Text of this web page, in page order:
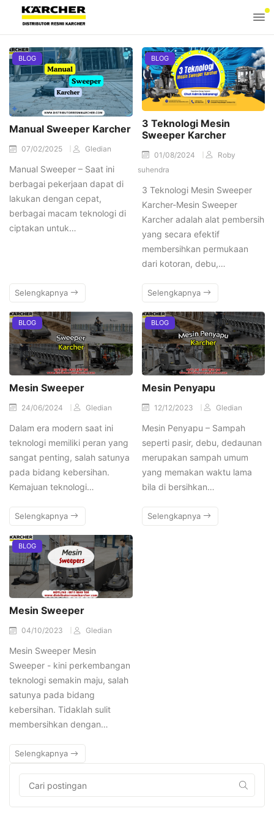
BLOG
Manual Sweeper Karcher
07/02/2025 Gledian
Manual Sweeper – Saat ini
berbagai pekerjaan dapat di
lakukan dengan cepat,
berbagai macam teknologi di
ciptakan untuk…
Selengkapnya
BLOG
3 Teknologi Mesin
Sweeper Karcher
01/08/2024
Roby
suhendra
3 Teknologi Mesin Sweeper
Karcher-Mesin Sweeper
Karcher adalah alat pembersih
yang secara efektif
membersihkan permukaan
dari kotoran, debu,…
Selengkapnya
BLOG
Mesin Sweeper
24/06/2024 Gledian
Dalam era modern saat ini
teknologi memiliki peran yang
sangat penting, salah satunya
pada bidang kebersihan.
Kemajuan teknologi…
Selengkapnya
BLOG
Mesin Penyapu
12/12/2023 Gledian
Mesin Penyapu – Sampah
seperti pasir, debu, dedaunan
merupakan sampah umum
yang memakan waktu lama
bila di bersihkan…
Selengkapnya
BLOG
Mesin Sweeper
04/10/2023 Gledian
Mesin Sweeper Mesin
Sweeper - kini perkembangan
teknologi semakin maju, salah
satunya pada bidang
kebersihan. Tidaklah sulit
membersihkan dengan…
Selengkapnya